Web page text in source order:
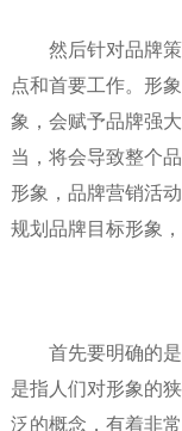
然后针对品牌
点和首要工作。形
象，会赋予品牌强
当，将会导致整个
形象，品牌营销活
规划品牌目标形象
首先要明确的
是指人们对形象的
泛的概念，有着非